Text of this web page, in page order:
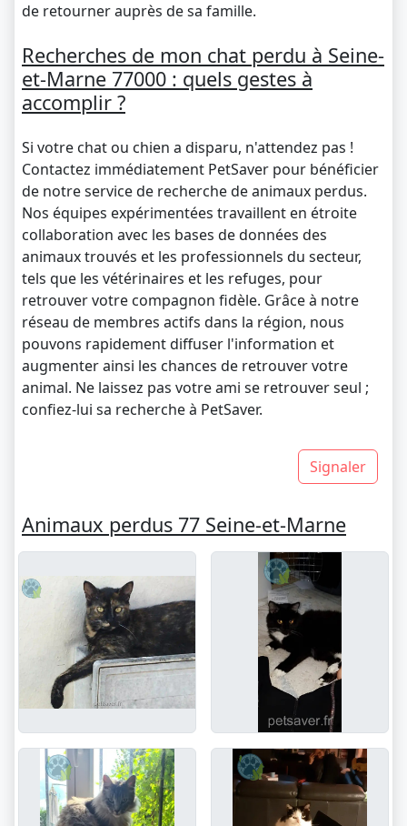
de retourner auprès de sa famille.
Recherches de mon chat perdu à Seine-
et-Marne 77000 : quels gestes à
accomplir ?
Si votre chat ou chien a disparu, n'attendez pas !
Contactez immédiatement PetSaver pour bénéficier
de notre service de recherche de animaux perdus.
Nos équipes expérimentées travaillent en étroite
collaboration avec les bases de données des
animaux trouvés et les professionnels du secteur,
tels que les vétérinaires et les refuges, pour
retrouver votre compagnon fidèle. Grâce à notre
réseau de membres actifs dans la région, nous
pouvons rapidement diffuser l'information et
augmenter ainsi les chances de retrouver votre
animal. Ne laissez pas votre ami se retrouver seul ;
confiez-lui sa recherche à PetSaver.
Signaler
Animaux perdus 77 Seine-et-Marne